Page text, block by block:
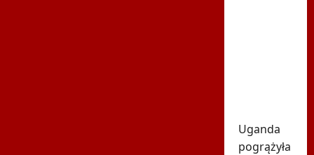
Uganda
pogrążyła